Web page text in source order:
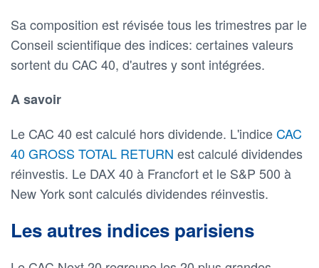
Sa composition est révisée tous les trimestres par le
Conseil scientifique des indices: certaines valeurs
sortent du CAC 40, d'autres y sont intégrées.
A savoir
Le CAC 40 est calculé hors dividende. L'indiceCAC
40 GROSS TOTAL RETURN est calculé dividendes
réinvestis. Le DAX 40 à Francfort et le S&P 500 à
New York sont calculés dividendes réinvestis.
Les autres indices parisiens